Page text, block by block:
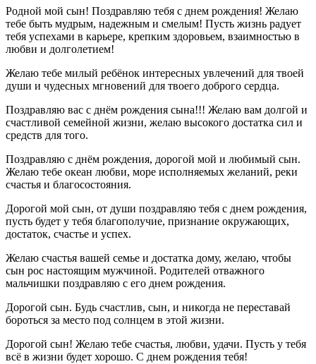
Родной мой сын! Поздравляю тебя с днем рождения! Желаю
тебе быть мудрым, надежным и смелым! Пусть жизнь радует
тебя успехами в карьере, крепким здоровьем, взаимностью в
любви и долголетием!
Желаю тебе милый ребёнок интересных увлечений для твоей
души и чудесных мгновений для твоего доброго сердца.
Поздравляю вас с днём рождения сына!!! Желаю вам долгой и
счастливой семейной жизни, желаю высокого достатка сил и
средств для того.
Поздравляю с днём рождения, дорогой мой и любимый сын.
Желаю тебе океан любви, море исполняемых желаний, реки
счастья и благосостояния.
Дорогой мой сын, от души поздравляю тебя с днем рождения,
пусть будет у тебя благополучие, признание окружающих,
достаток, счастье и успех.
Желаю счастья вашей семье и достатка дому, желаю, чтобы
сын рос настоящим мужчиной. Родителей отважного
мальчишки поздравляю с его днем рождения.
Дорогой сын. Будь счастлив, сын, и никогда не переставай
бороться за место под солнцем в этой жизни.
Дорогой сын! Желаю тебе счастья, любви, удачи. Пусть у тебя
всё в жизни будет хорошо. С днем рождения тебя!